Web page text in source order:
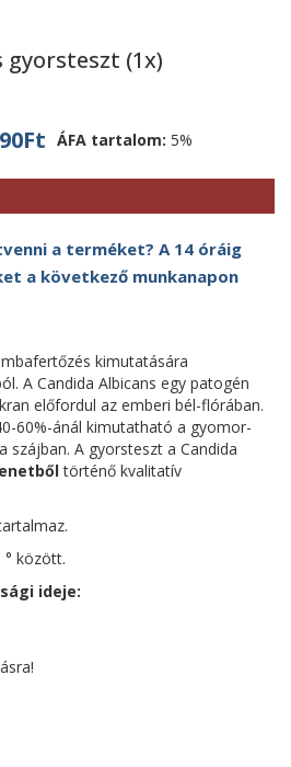
(1x)
FtCurrent
190Ft.
ÁFA tartalom: 5%
a terméket? A 14 óráig
a következő munkanapon
kimutatására
A Candida Albicans egy patogén
előfordul az emberi bél-flórában.
60%-ánál kimutatható a gyomor-
szájban. A gyorsteszt a Candida
történő kvalitatív
° között.
ideje: